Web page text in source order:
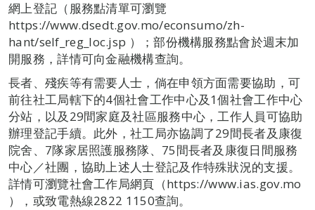
網上登記（服務點清單可瀏覽
https://www.dsedt.gov.mo/econsumo/zh-
hant/self_reg_loc.jsp ）；部份機構服務點會於週末加
開服務，詳情可向金融機構查詢。
長者、殘疾等有需要人士，倘在申領方面需要協助，可
前往社工局轄下的4個社會工作中心及1個社會工作中心
分站，以及29間家庭及社區服務中心，工作人員可協助
辦理登記手續。此外，社工局亦協調了29間長者及康復
院舍、7隊家居照護服務隊、75間長者及康復日間服務
中心／社團，協助上述人士登記及作特殊狀況的支援。
詳情可瀏覽社會工作局網頁（https://www.ias.gov.mo
），或致電熱線2822 1150查詢。